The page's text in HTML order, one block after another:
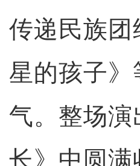
传递民族
星的孩子
气。整场
长》中圆满